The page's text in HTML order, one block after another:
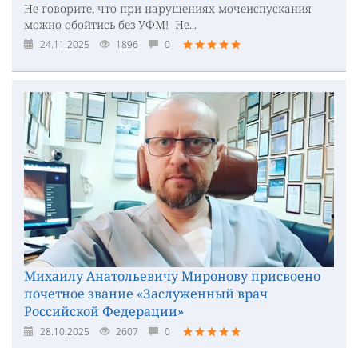
Не говорите, что при нарушениях мочеиспускания
можно обойтись без УФМ! Не...
24.11.2025 1896 0
Михаилу Анатольевичу Миронову присвоено
почетное звание «Заслуженный врач
Российской Федерации»
28.10.2025 2607 0